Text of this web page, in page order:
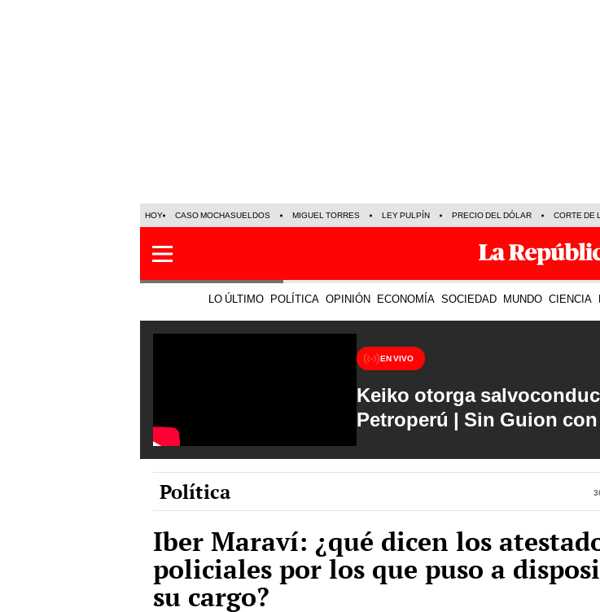
HOY CASO MOCHASUELDOS MIGUEL TORRES LEY PULPÍN PRECIO DEL DÓLAR CORTE DE
LO ÚLTIMO POLÍTICA OPINIÓN ECONOMÍA SOCIEDAD MUNDO CIENCIA
EN VIVO
Keiko otorga
Petroperú | Sin Guion
Política
Iber Maraví: ¿qué dicen los
policiales por los que puso a
su cargo?